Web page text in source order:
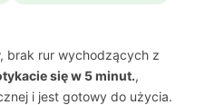
brak rur wychodzących z
się w 5 minut.,
i jest gotowy do użycia.